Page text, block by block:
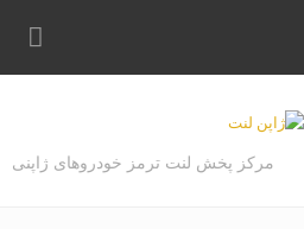
مرکز پخش لنت ترمز خودروهای ژاپنی